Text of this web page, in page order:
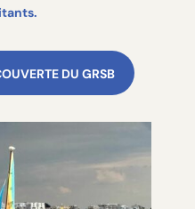
DU GRSB